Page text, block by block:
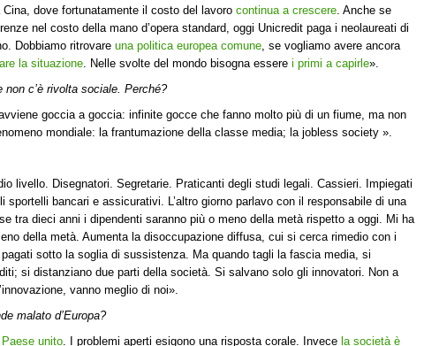
dove fortunatamente il costo del lavoro continua a crescere . Anche se
nel costo della mano d’opera standard, oggi Unicredit paga i neolaureati di
Dobbiamo ritrovare una politica europea comune , se vogliamo avere ancora
la situazione . Nelle svolte del mondo bisogna essere i primi a capirle».
non c’è rivolta sociale. Perché?
goccia a goccia: infinite gocce che fanno molto più di un fiume, ma non
mondiale: la frantumazione della classe media; la jobless society ».
livello. Disegnatori. Segretarie. Praticanti degli studi legali. Cassieri. Impiegati
sportelli bancari e assicurativi. L’altro giorno parlavo con il responsabile di una
tra dieci anni i dipendenti saranno più o meno della metà rispetto a oggi. Mi ha
della metà. Aumenta la disoccupazione diffusa, cui si cerca rimedio con i
pagati sotto la soglia di sussistenza. Ma quando tagli la fascia media, si
si distanziano due parti della società. Si salvano solo gli innovatori. Non a
vanno meglio di noi».
malato d’Europa?
unito. I problemi aperti esigono una risposta corale. Invece la società è